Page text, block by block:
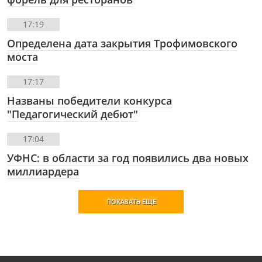
17:19
Определена дата закрытия Трофимовского
моста
17:17
Названы победители конкурса
"Педагогический дебют"
17:04
УФНС: в области за год появились два новых
миллиардера
ПОКАЗАТЬ ЕЩЕ